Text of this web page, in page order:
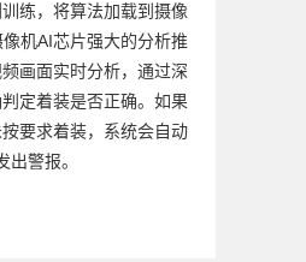
练，将算法加载到摄像
机AI芯片强大的分析推
画面实时分析，通过深
定着装是否正确。如果
要求着装，系统会自动
出警报。